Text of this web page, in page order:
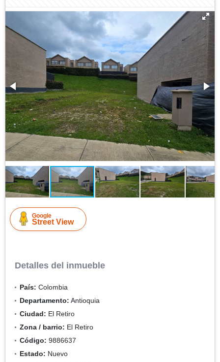
Google
Street View
Detalles del inmueble
País: Colombia
Departamento: Antioquia
Ciudad: El Retiro
Zona / barrio: El Retiro
Código: 9886637
Estado: Nuevo